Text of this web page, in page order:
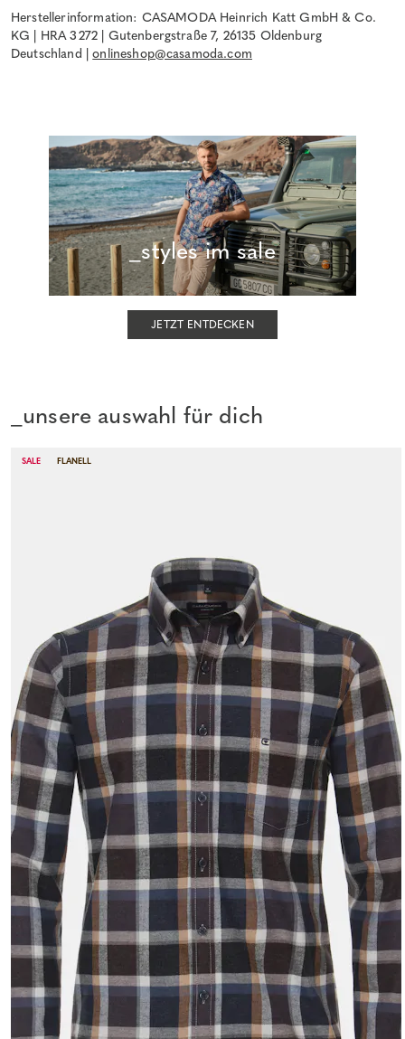
Herstellerinformation: CASAMODA Heinrich Katt GmbH & Co.
KG | HRA 3272 | Gutenbergstraße 7, 26135 Oldenburg
Deutschland |onlineshop@casamoda.com
_styles im sale
JETZT ENTDECKEN
_unsere auswahl für dich
SALE FLANELL